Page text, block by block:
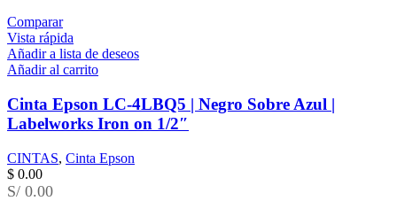
Comparar
Vista rápida
Añadir a lista de deseos
Añadir al carrito
Cinta Epson LC-4LBQ5 | Negro Sobre Azul |
Labelworks Iron on 1/2″
CINTAS, Cinta Epson
$ 0.00
S/ 0.00